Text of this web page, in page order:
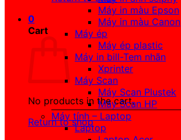
0
Cart
No products in the cart.
Return to shop
Máy in màu Epson
Máy in màu Canon
Máy ép
Máy ép plastic
Máy in bill-Tem nhãn
Xprinter
Máy Scan
Máy Scan Plustek
Máy Scan HP
Máy tính – Laptop
Laptop